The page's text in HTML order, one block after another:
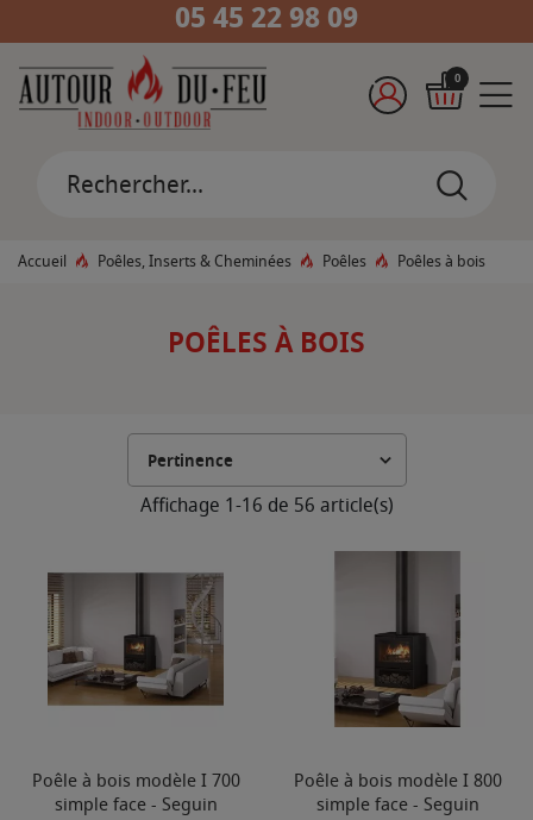
05 45 22 98 09
0
Accueil Poêles, Inserts & Cheminées Poêles Poêles à bois
POÊLES À BOIS
Affichage 1-16 de 56 article(s)
Poêle à bois modèle I 700
simple face - Seguin
Poêle à bois modèle I 800
simple face - Seguin